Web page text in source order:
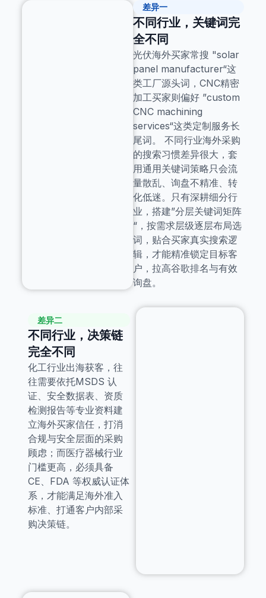
差异一
不同行业，关键词完
全不同
光伏海外买家常搜 "solar
panel manufacturer“这
类工厂源头词，CNC精密
加工买家则偏好 ”custom
CNC machining
services“这类定制服务长
尾词。 不同行业海外采购
的搜索习惯差异很大，套
用通用关键词策略只会流
量散乱、询盘不精准、转
化低迷。只有深耕细分行
业，搭建”分层关键词矩阵
“，按需求层级逐层布局选
词，贴合买家真实搜索逻
辑，才能精准锁定目标客
户，拉高谷歌排名与有效
询盘。
差异二
不同行业，决策链
完全不同
化工行业出海获客，往
往需要依托MSDS 认
证、安全数据表、资质
检测报告等专业资料建
立海外买家信任，打消
合规与安全层面的采购
顾虑；而医疗器械行业
门槛更高，必须具备
CE、FDA 等权威认证体
系，才能满足海外准入
标准、打通客户内部采
购决策链。